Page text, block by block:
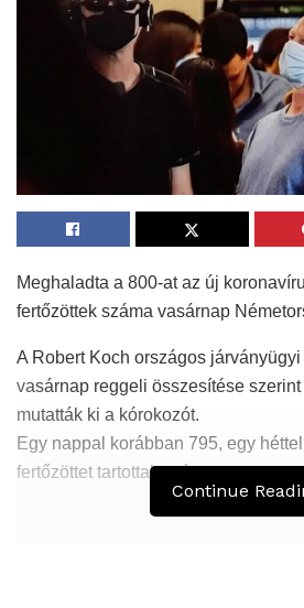
Meghaladta a 800-at az új
fertőzöttek száma vasárnap
A Robert Koch országos
vasárnap reggeli összesítése szerint
mutatták ki a kórokozót.
Egy nappal korábban 795, egy
fertőzöttet tartottak számon.
Continue